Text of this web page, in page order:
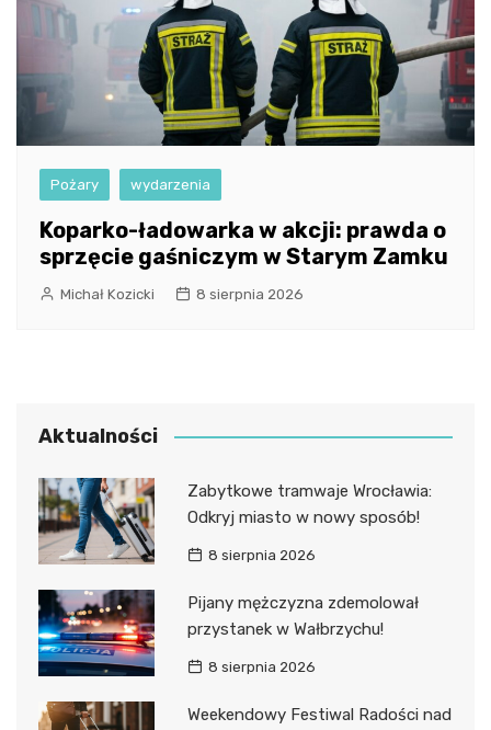
Pożary wydarzenia
Koparko-ładowarka w akcji: prawda o
sprzęcie gaśniczym w Starym Zamku
Michał Kozicki 8 sierpnia 2026
Aktualności
Zabytkowe tramwaje Wrocławia:
Odkryj miasto w nowy sposób!
8 sierpnia 2026
Pijany mężczyzna zdemolował
przystanek w Wałbrzychu!
8 sierpnia 2026
Weekendowy Festiwal Radości nad